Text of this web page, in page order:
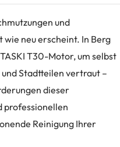
und
neu erscheint. In Berg
T30-Motor, um selbst
Stadtteilen vertraut –
dieser
professionellen
Reinigung Ihrer